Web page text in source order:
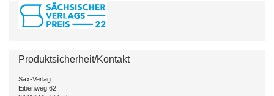
Produktsicherheit/Kontakt
Sax-Verlag
Eibenweg 62